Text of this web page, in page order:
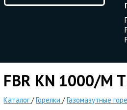
FBR KN 1000/M
Каталог /Горелки /Газомазутные